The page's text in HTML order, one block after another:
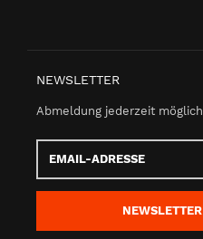
NEWSLETTER
Abmeldung jederzeit möglich
Email-
Adresse
NEWSLETTER